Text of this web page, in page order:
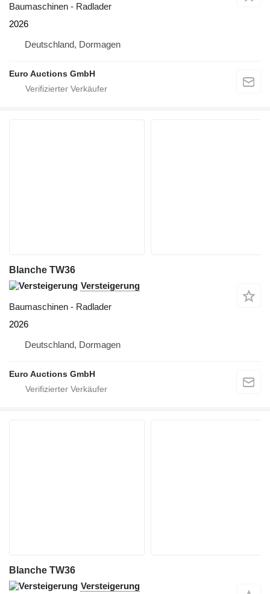
Baumaschinen - Radlader
2026
Deutschland, Dormagen
Euro Auctions GmbH
Blanche TW36
Versteigerung
Baumaschinen - Radlader
2026
Deutschland, Dormagen
Euro Auctions GmbH
Blanche TW36
Versteigerung